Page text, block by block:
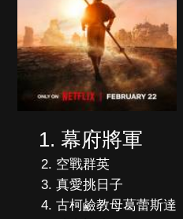
幕府將軍
空戰群英
真愛挑日子
古柯鹼教母葛蕾斯達